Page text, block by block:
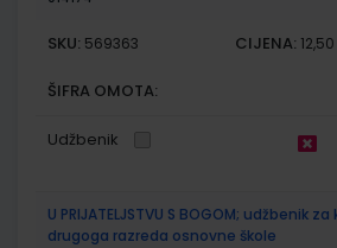
SKU: 569363 CIJENA:
ŠIFRA OMOTA:
Udžbenik
U PRIJATELJSTVU S BOGOM; udžbenik
drugoga razreda osnovne škole